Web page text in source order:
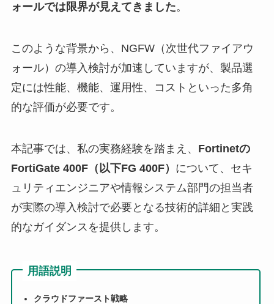
ォールでは限界が見えてきました。
このような背景から、NGFW（次世代ファイアウ
ォール）の導入検討が加速していますが、製品選
定には性能、機能、運用性、コストといった多角
的な評価が必要です。
本記事では、私の実務経験を踏まえ、 Fortinetの
FortiGate 400F（以下FG 400F） について、セキ
ュリティエンジニアや情報システム部門の担当者
が実際の導入検討で必要となる技術的詳細と実践
的なガイダンスを提供します。
用語説明
クラウドファースト戦略